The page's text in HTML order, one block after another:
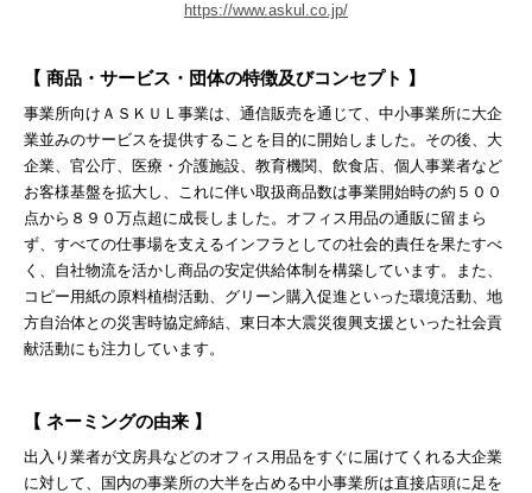
https://www.askul.co.jp/
【 商品・サービス・団体の特徴及びコンセプト 】
事業所向けＡＳＫＵＬ事業は、通信販売を通じて、中小事業所に大企
業並みのサービスを提供することを目的に開始しました。その後、大
企業、官公庁、医療・介護施設、教育機関、飲食店、個人事業者など
お客様基盤を拡大し、これに伴い取扱商品数は事業開始時の約５００
点から８９０万点超に成長しました。オフィス用品の通販に留まら
ず、すべての仕事場を支えるインフラとしての社会的責任を果たすべ
く、自社物流を活かし商品の安定供給体制を構築しています。また、
コピー用紙の原料植樹活動、グリーン購入促進といった環境活動、地
方自治体との災害時協定締結、東日本大震災復興支援といった社会貢
献活動にも注力しています。
【 ネーミングの由来 】
出入り業者が文房具などのオフィス用品をすぐに届けてくれる大企業
に対して、国内の事業所の大半を占める中小事業所は直接店頭に足を